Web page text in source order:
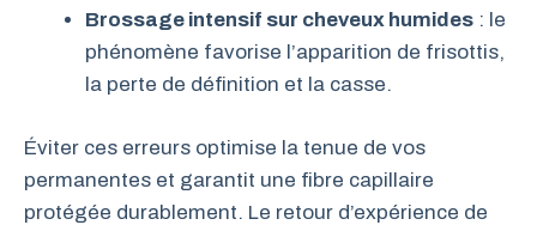
Brossage intensif sur cheveux humides : le
phénomène favorise l’apparition de frisottis,
la perte de définition et la casse.
Éviter ces erreurs optimise la tenue de vos
permanentes et garantit une fibre capillaire
protégée durablement. Le retour d’expérience de